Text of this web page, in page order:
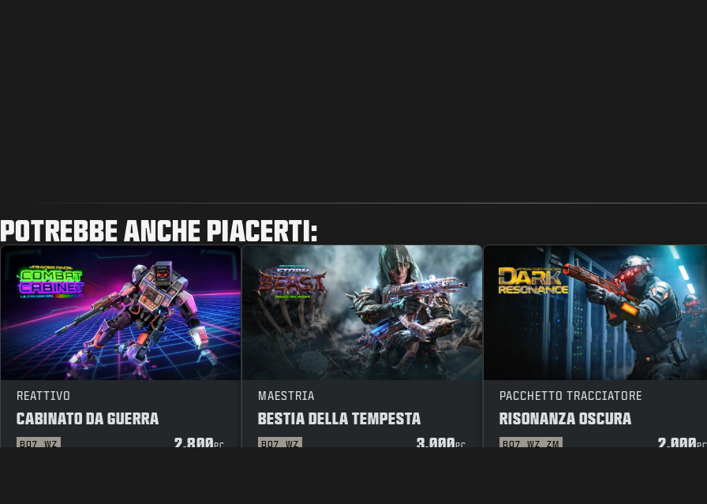
POTREBBE ANCHE PIACERTI:
REATTIVO
CABINATO DA GUERRA
BO7 WZ 2.800PC
MAESTRIA
BESTIA DELLA TEMPESTA
BO7 WZ 3.000PC
PACCHETTO TRACCIATORE
RISONANZA OSCURA
BO7 WZ ZM 2.000PC